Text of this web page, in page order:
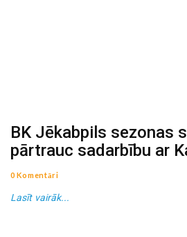
BK Jēkabpils sezonas
pārtrauc sadarbību ar
0 Komentāri
Lasīt vairāk...